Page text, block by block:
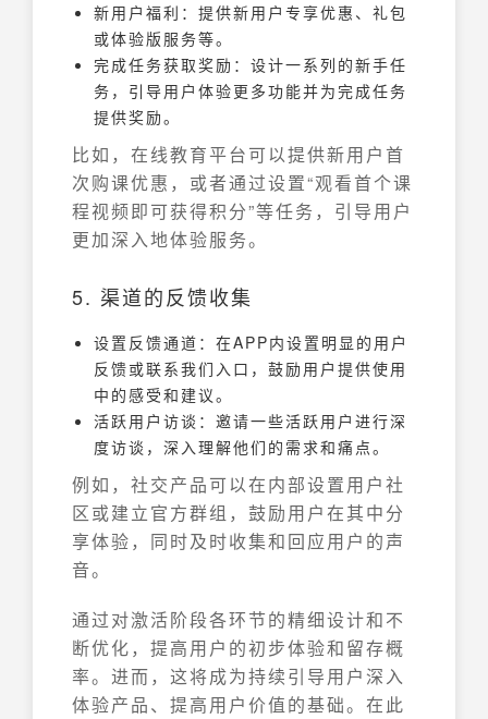
新用户福利：提供新用户专享优惠、礼包
或体验版服务等。
完成任务获取奖励：设计一系列的新手任
务，引导用户体验更多功能并为完成任务
提供奖励。
比如，在线教育平台可以提供新用户首
次购课优惠，或者通过设置“观看首个课
程视频即可获得积分”等任务，引导用户
更加深入地体验服务。
5. 渠道的反馈收集
设置反馈通道：在APP内设置明显的用户
反馈或联系我们入口，鼓励用户提供使用
中的感受和建议。
活跃用户访谈：邀请一些活跃用户进行深
度访谈，深入理解他们的需求和痛点。
例如，社交产品可以在内部设置用户社
区或建立官方群组，鼓励用户在其中分
享体验，同时及时收集和回应用户的声
音。
通过对激活阶段各环节的精细设计和不
断优化，提高用户的初步体验和留存概
率。进而，这将成为持续引导用户深入
体验产品、提高用户价值的基础。在此